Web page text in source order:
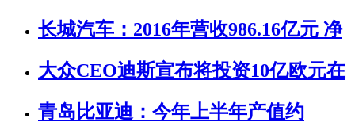
长城汽车：2016年营收986.16亿元 净
大众CEO迪斯宣布将投资10亿欧元在
青岛比亚迪：今年上半年产值约